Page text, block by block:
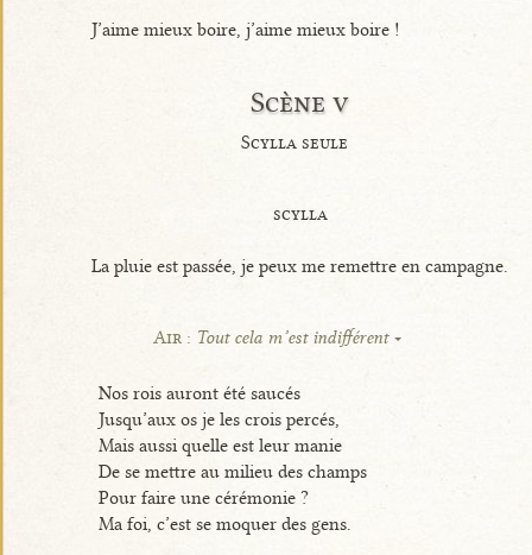
J’aime mieux boire, j’aime mieux boire !
Scène v
Scylla seule
scylla
La pluie est passée, je peux me remettre en campagne.
Air : Tout cela m’est indifférent
Nos rois auront été saucés
Jusqu’aux os je les crois percés,
Mais aussi quelle est leur manie
De se mettre au milieu des champs
Pour faire une cérémonie ?
Ma foi, c’est se moquer des gens.